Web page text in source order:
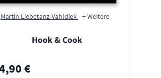
Martin Liebetanz-Vahldiek + Weitere
Hook & Cook
€